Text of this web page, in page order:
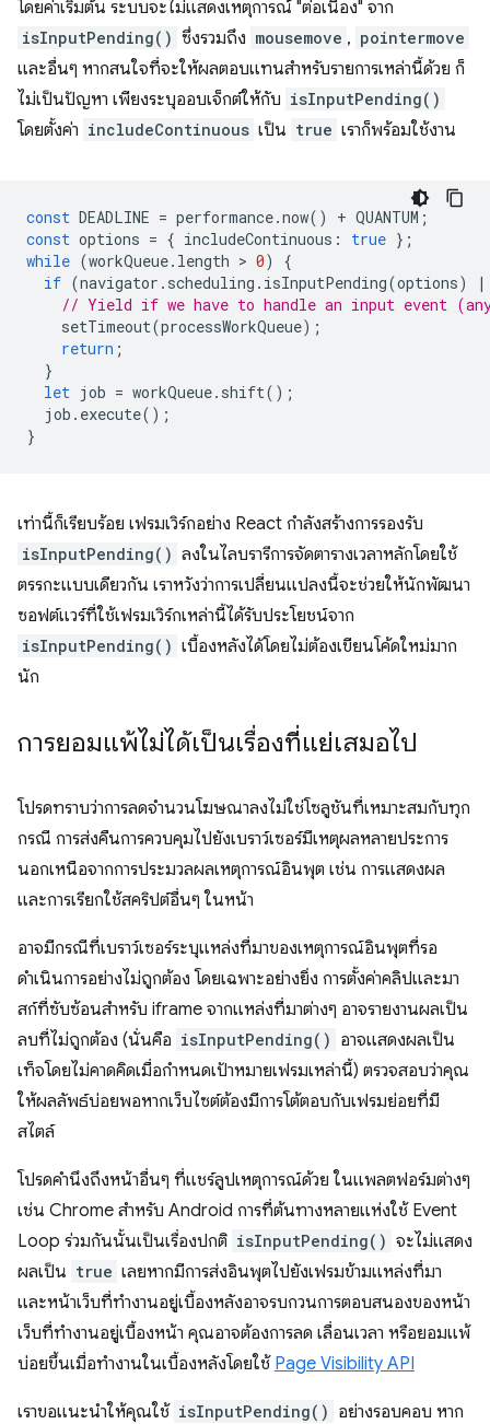
โดยค่าเริ่มต้น ระบบจะไม่แสดงเหตุการณ์ "ต่อเนื่อง" จาก
isInputPending() ซึ่งรวมถึง mousemove , pointermove
และอื่นๆ หากสนใจที่จะให้ผลตอบแทนสำหรับรายการเหล่านี้ด้วย ก็
ไม่เป็นปัญหา เพียงระบุออบเจ็กต์ให้กับ isInputPending()
โดยตั้งค่า includeContinuous เป็น true เราก็พร้อมใช้งาน
const DEADLINE = performance.now() + QUANTUM ;
const options = { includeContinuous : true };
while (workQueue. length > 0)
{
if (navigator . scheduling . isInputPending(options)
// Yield if we have to handle an input event
setTimeout(processWorkQueue);
return ;
}
let job = workQueue. shift();
job . execute();
}
เท่านี้ก็เรียบร้อย เฟรมเวิร์กอย่าง React กำลังสร้างการรองรับ
isInputPending() ลงในไลบรารีการจัดตารางเวลาหลักโดยใช้
ตรรกะแบบเดียวกัน เราหวังว่าการเปลี่ยนแปลงนี้จะช่วยให้นักพัฒนา
ซอฟต์แวร์ที่ใช้เฟรมเวิร์กเหล่านี้ได้รับประโยชน์จาก
isInputPending() เบื้องหลังได้โดยไม่ต้องเขียนโค้ดใหม่มาก
นัก
การยอมแพ้ไม่ได้เป็นเรื่องที่แย่เสมอไป
โปรดทราบว่าการลดจำนวนโฆษณาลงไม่ใช่โซลูชันที่เหมาะสมกับทุก
กรณี การส่งคืนการควบคุมไปยังเบราว์เซอร์มีเหตุผลหลายประการ
นอกเหนือจากการประมวลผลเหตุการณ์อินพุต เช่น การแสดงผล
และการเรียกใช้สคริปต์อื่นๆ ในหน้า
อาจมีกรณีที่เบราว์เซอร์ระบุแหล่งที่มาของเหตุการณ์อินพุตที่รอ
ดำเนินการอย่างไม่ถูกต้อง โดยเฉพาะอย่างยิ่ง การตั้งค่าคลิปและมา
สก์ที่ซับซ้อนสําหรับ iframe จากแหล่งที่มาต่างๆ อาจรายงานผลเป็น
ลบที่ไม่ถูกต้อง (นั่นคือ isInputPending() อาจแสดงผลเป็น
เท็จโดยไม่คาดคิดเมื่อกําหนดเป้าหมายเฟรมเหล่านี้) ตรวจสอบว่าคุณ
ให้ผลลัพธ์บ่อยพอหากเว็บไซต์ต้องมีการโต้ตอบกับเฟรมย่อยที่มี
สไตล์
โปรดคำนึงถึงหน้าอื่นๆ ที่แชร์ลูปเหตุการณ์ด้วย ในแพลตฟอร์มต่างๆ
เช่น Chrome สําหรับ Android การที่ต้นทางหลายแห่งใช้ Event
Loop ร่วมกันนั้นเป็นเรื่องปกติ isInputPending() จะไม่แสดง
ผลเป็น true เลยหากมีการส่งอินพุตไปยังเฟรมข้ามแหล่งที่มา
และหน้าเว็บที่ทำงานอยู่เบื้องหลังอาจรบกวนการตอบสนองของหน้า
เว็บที่ทำงานอยู่เบื้องหน้า คุณอาจต้องการลด เลื่อนเวลา หรือยอมแพ้
บ่อยขึ้นเมื่อทํางานในเบื้องหลังโดยใช้ Page Visibility API
เราขอแนะนำให้คุณใช้ isInputPending() อย่างรอบคอบ หาก